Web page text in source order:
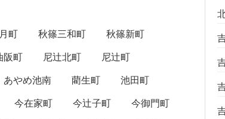
町 秋篠三和町
秋篠新町
阪町 尼辻北町
尼辻町
あやめ池南 藺生町
池田町
今在家町 今辻子町
今御門町